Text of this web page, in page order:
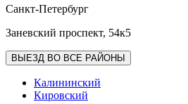
Санкт-Петербург
Заневский проспект, 54к5
ВЫЕЗД ВО ВСЕ РАЙОНЫ
Калининский
Кировский